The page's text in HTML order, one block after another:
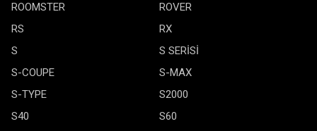
ROOMSTER
ROVER
RS
RX
S
S SERİSİ
S-COUPE
S-MAX
S-TYPE
S2000
S40
S60